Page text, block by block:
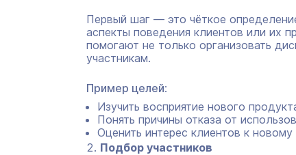
Первый шаг — это чёткое
аспекты поведения клиентов или их
помогают не только организовать
участникам.
Пример целей:
Изучить восприятие нового
Понять причины отказа от
Оценить интерес клиентов к
Подбор участников